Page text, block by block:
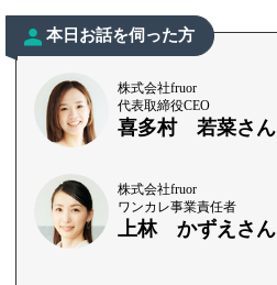
本日お話を伺った方
株式会社fruor
代表取締役CEO
喜多村 若菜さん
株式会社fruor
ワンカレ事業責任者
上林 かずえさん